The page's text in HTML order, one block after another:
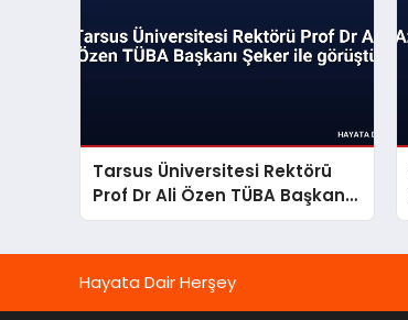
Tarsus Üniversitesi Rektörü
Prof Dr Ali Özen TÜBA Başkanı
Şeker ile görüştü
Hayata Dair Herşey